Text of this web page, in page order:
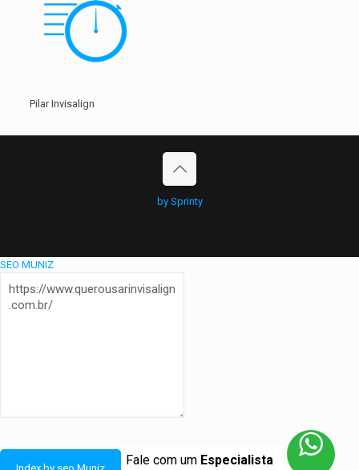
Pilar Invisalign
by Sprinty
Fale com um Especialista
SEO MUNIZ